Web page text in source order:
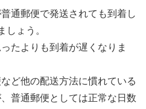
通郵便で発送されても到着し
しょう。
たよりも到着が遅くなりま
ど他の配送方法に慣れている
普通郵便としては正常な日数